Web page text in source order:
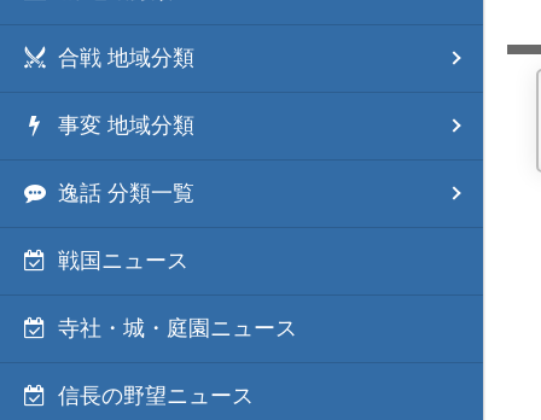
合戦 地域分類
事変 地域分類
逸話 分類一覧
戦国ニュース
寺社・城・庭園ニュース
信長の野望ニュース